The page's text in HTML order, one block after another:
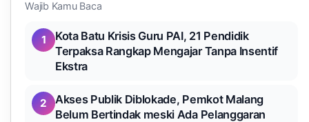
Wajib Kamu Baca
1
Kota Batu Krisis Guru PAI, 21 Pendidik
Terpaksa Rangkap Mengajar Tanpa Insentif
Ekstra
2
Akses Publik Diblokade, Pemkot Malang
Belum Bertindak meski Ada Pelanggaran